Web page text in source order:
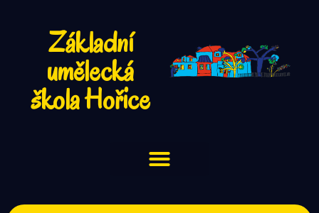
Základní
umělecká
škola Hořice